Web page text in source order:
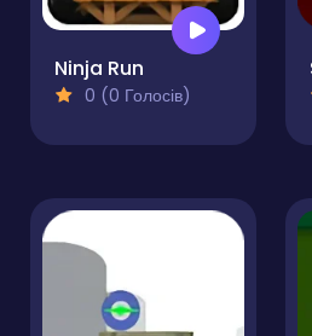
Ninja Run
0 (0 Голосів)